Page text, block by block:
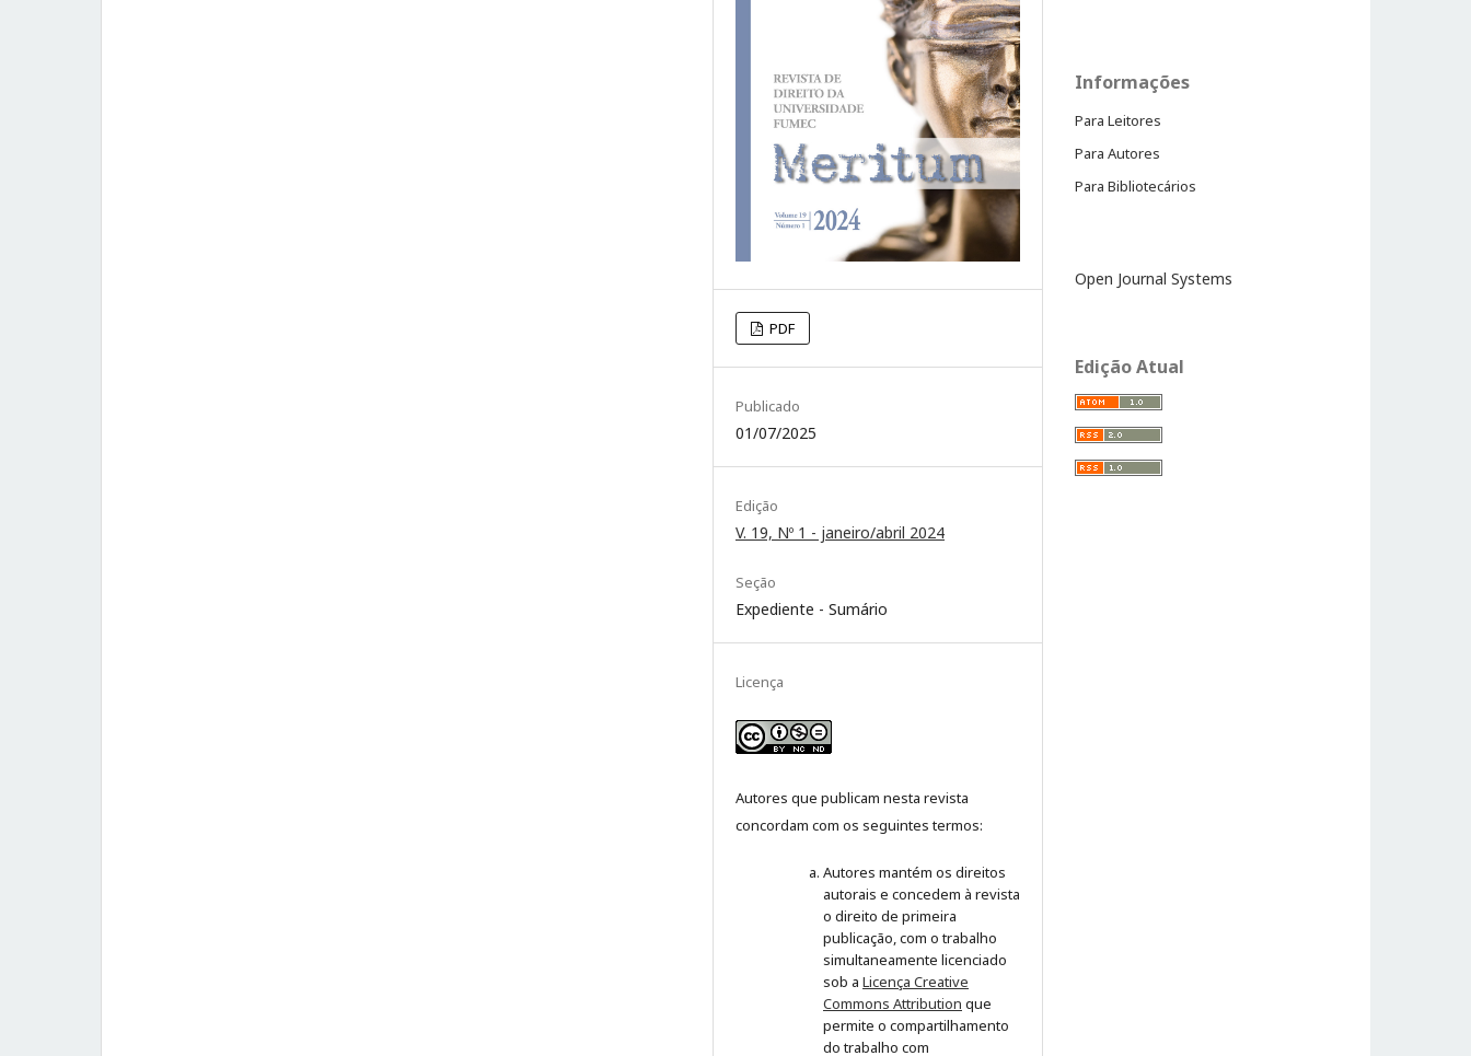
PDF
Publicado
01/07/2025
Edição
V. 19, Nº 1 - janeiro/abril 2024
Seção
Expediente - Sumário
Licença
Autores que publicam nesta revista
concordam com os seguintes termos:
Autores mantém os direitos
autorais e concedem à revista
o direito de primeira
publicação, com o trabalho
simultaneamente licenciado
sob a Licença Creative
Commons Attribution que
permite o compartilhamento
do trabalho com
Informações
Para Leitores
Para Autores
Para Bibliotecários
Open Journal Systems
Edição Atual